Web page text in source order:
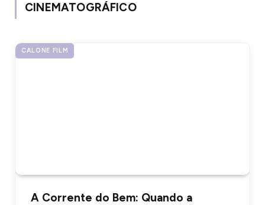
CINEMATOGRÁFICO
CALONE FILM
A Corrente do Bem: Quando a